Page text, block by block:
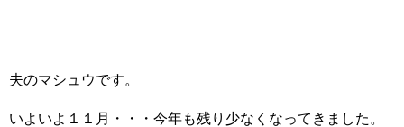
夫のマシュウです。
いよいよ１１月・・・今年も残り少なくなってきました。